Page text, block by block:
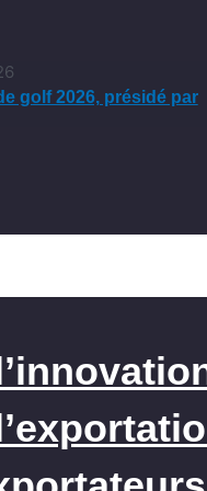
golf 2026, présidé par